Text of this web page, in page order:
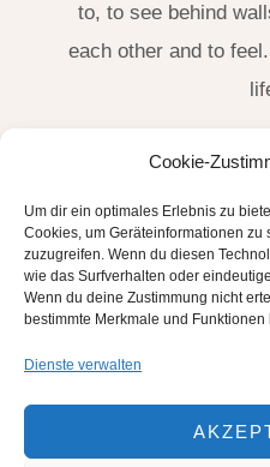
Cookie-
Um dir ein optimales Erlebnis zu
Cookies, um Geräteinformationen
zuzugreifen. Wenn du diesen
wie das Surfverhalten oder
Wenn du deine Zustimmung nicht
bestimmte Merkmale und
Dienste verwalten
to, to see behind
each other and to